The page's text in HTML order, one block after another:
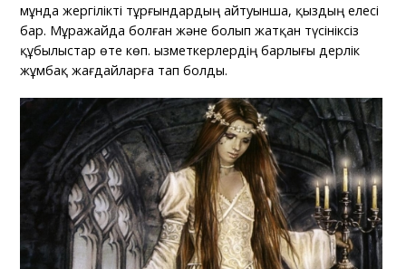
мұнда жергілікті тұрғындардың айтуынша, қыздың елесі
бар. Мұражайда болған және болып жатқан түсініксіз
құбылыстар өте көп. Қызметкерлердің барлығы дерлік
жұмбақ жағдайларға тап болды.